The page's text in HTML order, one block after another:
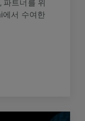
트너를 위
에서 수여한